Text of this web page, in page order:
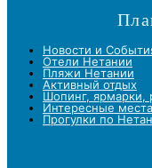
Новости и
Отели Нетании
Пляжи Нетании
Активный отдых
Шопинг, ярмарки,
Интересные места
Прогулки по